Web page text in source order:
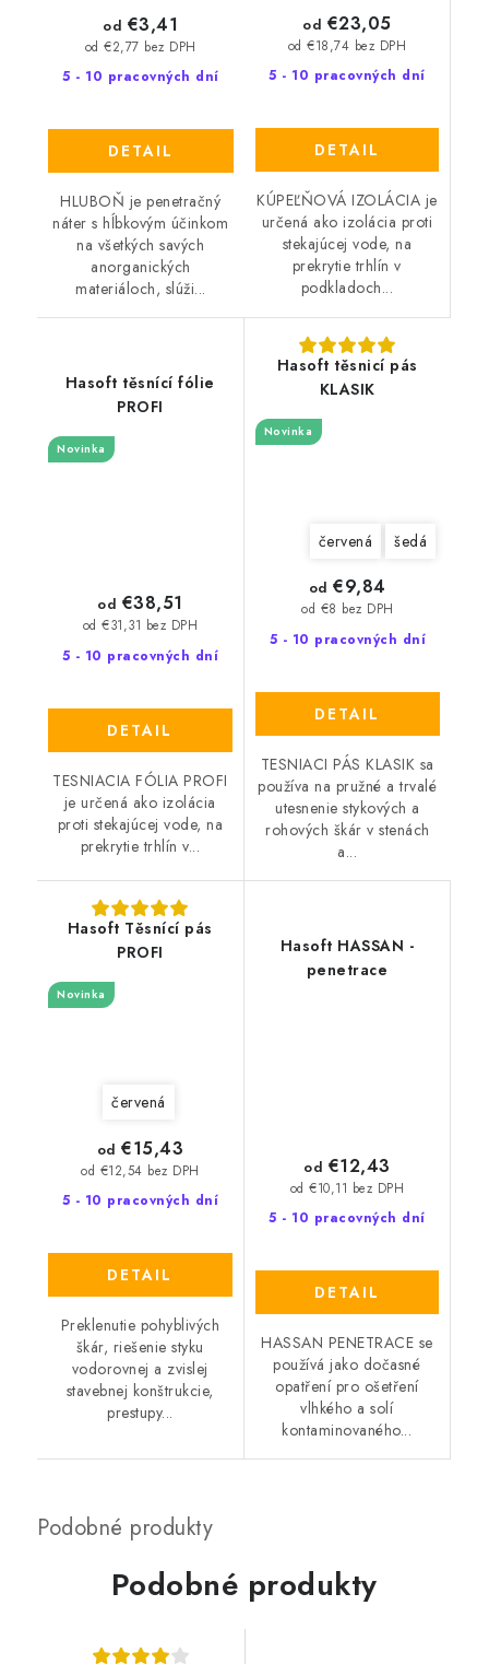
5 - 10 pracovných dní
od €2,77 bez DPH
od €3,41
DETAIL
HLUBOŇ je penetračný
náter s hĺbkovým účinkom
na všetkých savých
anorganických
materiáloch, slúži...
5 - 10 pracovných dní
od €18,74 bez DPH
od €23,05
DETAIL
KÚPEĽŇOVÁ IZOLÁCIA je
určená ako izolácia proti
stekajúcej vode, na
prekrytie trhlín v
podkladoch...
Hasoft těsnící fólie
PROFI
Novinka
5 - 10 pracovných dní
od €31,31 bez DPH
od €38,51
DETAIL
TESNIACIA FÓLIA PROFI
je určená ako izolácia
proti stekajúcej vode, na
prekrytie trhlín v...
Hasoft těsnicí pás
KLASIK
Novinka
červená šedá
5 - 10 pracovných dní
od €8 bez DPH
od €9,84
DETAIL
TESNIACI PÁS KLASIK sa
používa na pružné a trvalé
utesnenie stykových a
rohových škár v stenách
a...
Hasoft Těsnící pás
PROFI
Novinka
červená
5 - 10 pracovných dní
od €12,54 bez DPH
od €15,43
DETAIL
Preklenutie pohyblivých
škár, riešenie styku
vodorovnej a zvislej
stavebnej konštrukcie,
prestupy...
Hasoft HASSAN -
penetrace
5 - 10 pracovných dní
od €10,11 bez DPH
od €12,43
DETAIL
HASSAN PENETRACE se
používá jako dočasné
opatření pro ošetření
vlhkého a solí
kontaminovaného...
Podobné produkty